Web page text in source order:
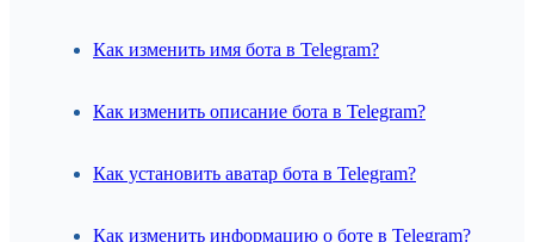
Как изменить имя бота в Telegram?
Как изменить описание бота в Telegram?
Как установить аватар бота в Telegram?
Как изменить информацию о боте в Telegram?